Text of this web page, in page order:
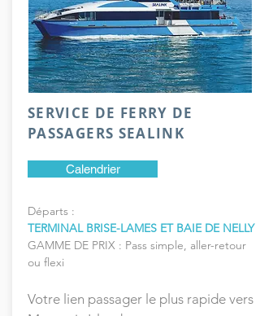
SERVICE DE FERRY DE
PASSAGERS SEALINK
Calendrier
Départs :
TERMINAL BRISE-LAMES ET BAIE DE NELLY
GAMME DE PRIX : Pass simple, aller-retour
ou flexi
Votre lien passager le plus rapide vers